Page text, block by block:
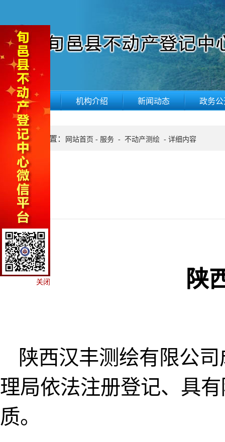
网站首页 机构介绍 新闻动态 政务公
当前位置： 网站首页 - 服务 - 不动产测绘 - 详细内容
陕
陕西汉丰测绘有限公
理局依法注册登记、具
质。
关闭